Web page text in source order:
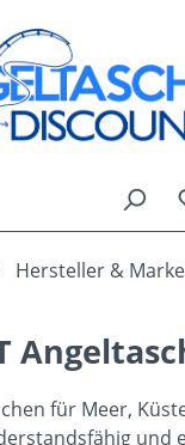
Hersteller &
für Meer,
und